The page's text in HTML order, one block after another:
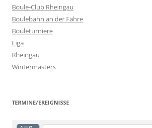
Boule-Club Rheingau
Boulebahn an der Fähre
Bouleturniere
Liga
Rheingau
Wintermasters
TERMINE/EREIGNISSE